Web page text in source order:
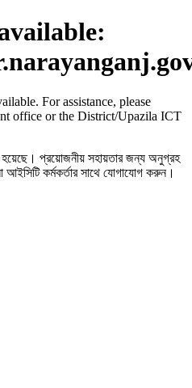
For assistance, please
office or the District/Upazila ICT
হয়েছে। প্রয়োজনীয় সহায়তার জন্য অনুগ্রহ
কর্মকর্তার সাথে যোগাযোগ করুন।